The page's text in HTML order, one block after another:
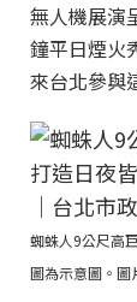
無人機展演
鐘平日煙火
來台北參與
蜘蛛人9公尺高
圖為示意圖。圖